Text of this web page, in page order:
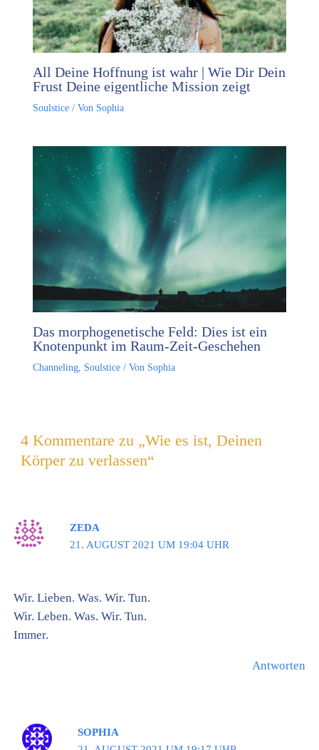
All Deine Hoffnung ist wahr | Wie Dir Dein
Frust Deine eigentliche Mission zeigt
Soulstice/ Von Sophia
Das morphogenetische Feld: Dies ist ein
Knotenpunkt im Raum-Zeit-Geschehen
Channeling, Soulstice/ Von Sophia
4 Kommentare zu „Wie es ist, Deinen
Körper zu verlassen“
ZEDA
21. AUGUST 2021 UM 19:04 UHR
Wir. Lieben. Was. Wir. Tun.
Wir. Leben. Was. Wir. Tun.
Immer.
Antworten
SOPHIA